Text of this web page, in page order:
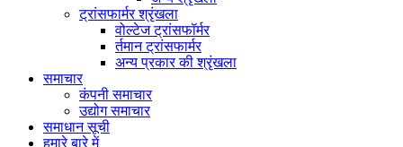
ट्रांसफार्मर श्रृंखला
वोल्टेज ट्रांसफॉर्मर
र्तमान ट्रांसफार्मर
अन्य प्रकार की श्रृंखला
समाचार
कंपनी समाचार
उद्योग समाचार
समाधान सूची
हमारे बारे में